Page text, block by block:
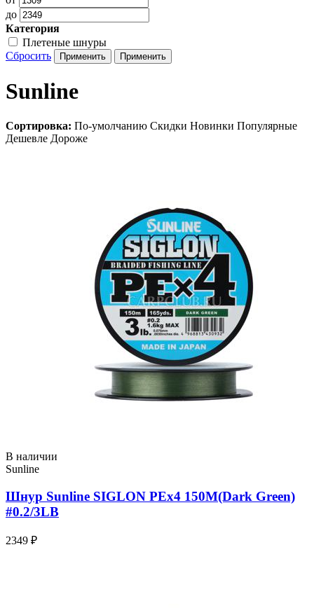
до
Категория
Плетеные шнуры
Сбросить
Sunline
Сортировка: По-умолчанию Скидки Новинки Популярные
Дешевле Дороже
В наличии
Sunline
Шнур Sunline SIGLON PEx4 150M(Dark Green)
#0.2/3LB
2349 ₽